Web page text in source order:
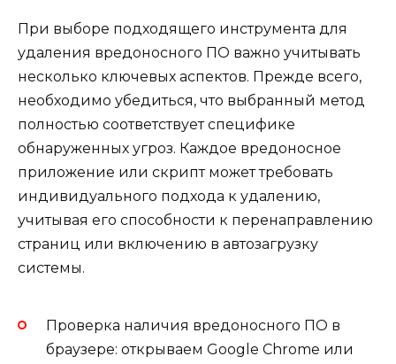
При выборе подходящего инструмента для
удаления вредоносного ПО важно учитывать
несколько ключевых аспектов. Прежде всего,
необходимо убедиться, что выбранный метод
полностью соответствует специфике
обнаруженных угроз. Каждое вредоносное
приложение или скрипт может требовать
индивидуального подхода к удалению,
учитывая его способности к перенаправлению
страниц или включению в автозагрузку
системы.
Проверка наличия вредоносного ПО в
браузере: открываем Google Chrome или